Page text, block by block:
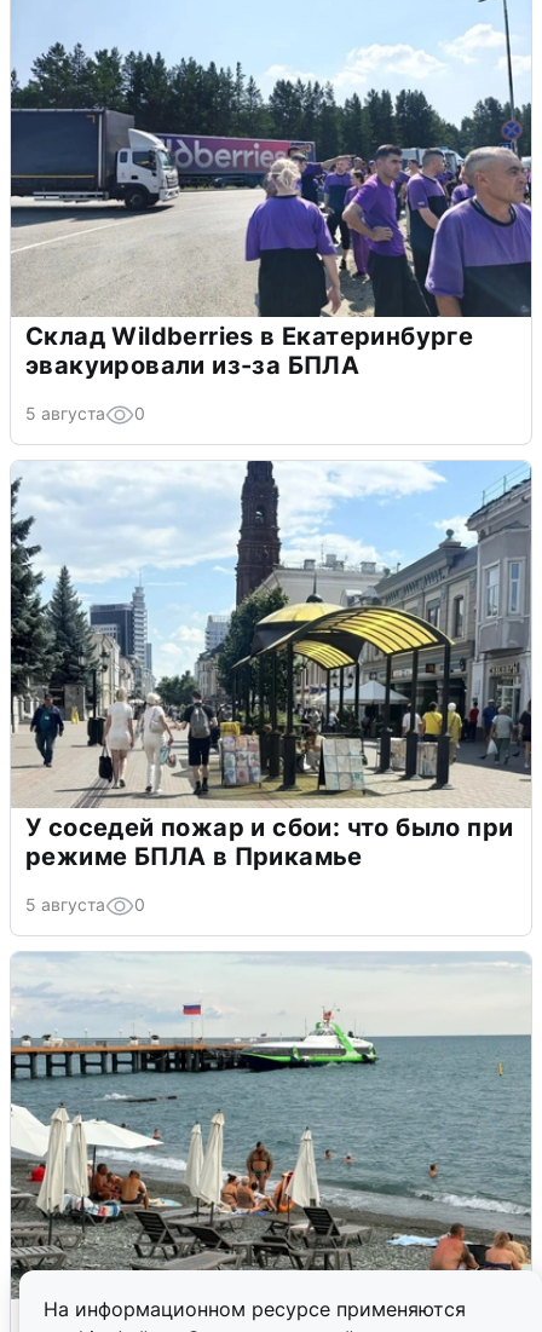
На информационном ресурсе применяются
Склад Wildberries в Екатеринбурге
эвакуировали из-за БПЛА
5 августа 0
У соседей пожар и сбои: что было при
режиме БПЛА в Прикамье
5 августа 0
Жители и туристы Сочи рассказали